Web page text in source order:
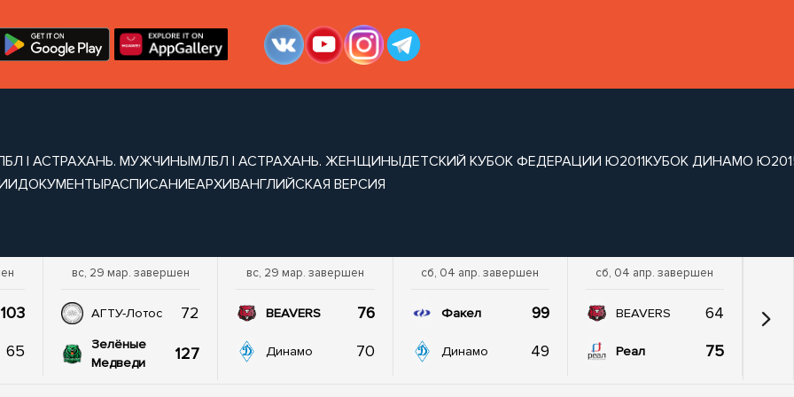
| АСТРАХАНЬ. МУЖЧИНЫМЛБЛ | АСТРАХАНЬ. ЖЕНЩИНЫДЕТСКИЙ КУБОК ФЕДЕРАЦИИ Ю2011КУБОК ДИНАМО
ДОКУМЕНТЫРАСПИСАНИЕАРХИВАНГЛИЙСКАЯ ВЕРСИЯ
103
65
вс, 29 мар. завершен
АГТУ-Лотос 72
Зелёные
Медведи
127
вс, 29 мар. завершен
BEAVERS 76
Динамо 70
сб, 04 апр. завершен
Факел 99
Динамо 49
сб, 04 апр. завершен
BEAVERS 64
Реал 75